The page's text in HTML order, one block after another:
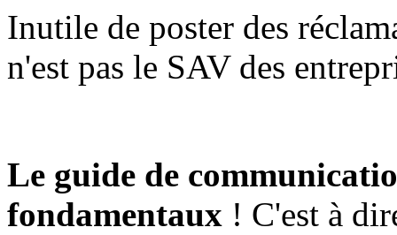
Inutile de poster des
n'est pas le SAV des
Le guide de
fondamentaux ! C'est à